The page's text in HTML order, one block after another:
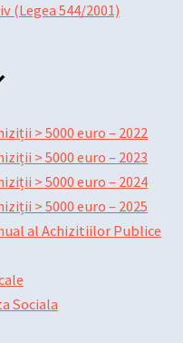
(Legea 544/2001)
> 5000 euro – 2022
> 5000 euro – 2023
> 5000 euro – 2024
> 5000 euro – 2025
al Achizitiilor Publice
Sociala